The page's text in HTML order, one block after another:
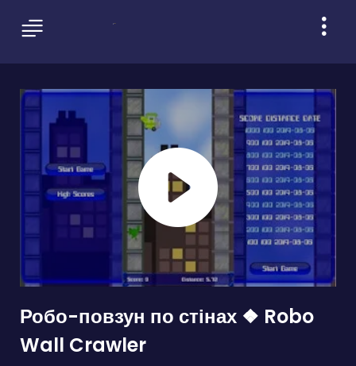
Робо-повзун по стінах ❖ Robo
Wall Crawler